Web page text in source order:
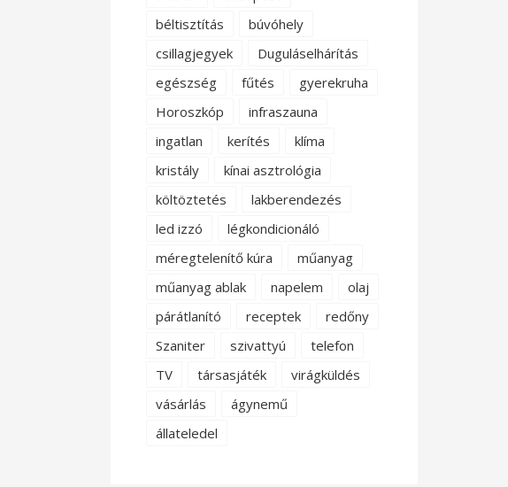
béltisztítás
búvóhely
csillagjegyek
Duguláselhárítás
egészség
fűtés
gyerekruha
Horoszkóp
infraszauna
ingatlan
kerítés
klíma
kristály
kínai asztrológia
költöztetés
lakberendezés
led izzó
légkondicionáló
méregtelenítő kúra
műanyag
műanyag ablak
napelem
olaj
párátlanító
receptek
redőny
Szaniter
szivattyú
telefon
TV
társasjáték
virágküldés
vásárlás
ágynemű
állateledel